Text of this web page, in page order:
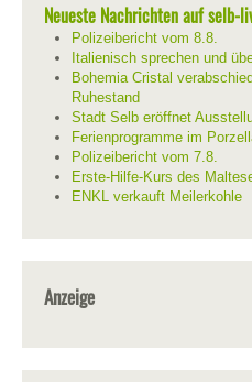
Neueste Nachrichten auf selb-
Polizeibericht vom 8.8.
Italienisch sprechen und
Bohemia Cristal
Ruhestand
Stadt Selb eröffnet
Ferienprogramme im
Polizeibericht vom 7.8.
Erste-Hilfe-Kurs des
ENKL verkauft Meilerkohle
Anzeige